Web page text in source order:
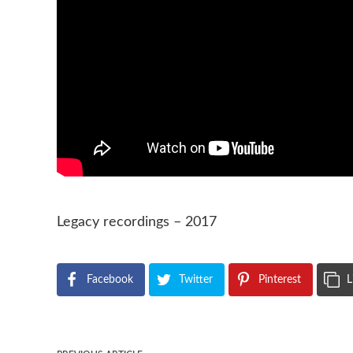
Legacy recordings – 2017
Facebook Twitter Pinterest